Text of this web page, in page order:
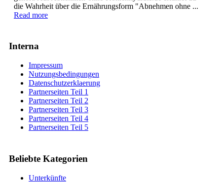
Beliebte Kategorien
Unterkünfte
die Wahrheit über die Ernährungsform "Abnehmen ohne ...
Read more
Interna
Impressum
Nutzungsbedingungen
Datenschutzerklaerung
Partnerseiten Teil 1
Partnerseiten Teil 2
Partnerseiten Teil 3
Partnerseiten Teil 4
Partnerseiten Teil 5